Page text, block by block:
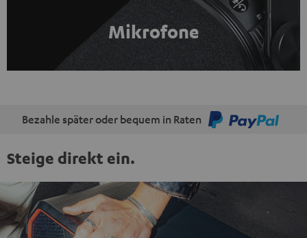
Mikrofone
Bezahle später oder bequem in Raten
Steige direkt ein.